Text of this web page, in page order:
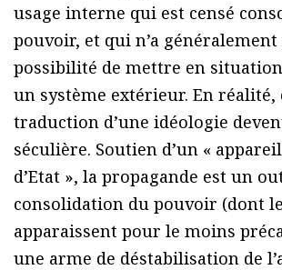
usage interne qui est censé
pouvoir, et qui n’a généralement
possibilité de mettre en
un système extérieur. En
traduction d’une idéologie
séculière. Soutien d’un «
d’Etat », la propagande est un
consolidation du pouvoir (dont
apparaissent pour le moins
une arme de déstabilisation de